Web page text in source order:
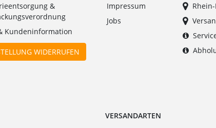
&
Kundeninformation
WIDERRUFEN
Impressum
Jobs
VERSANDARTEN